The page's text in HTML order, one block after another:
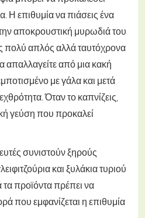
Η επιθυμία να πιάσεις ένα
αποκρουστική μυρωδιά του
πολύ απλός αλλά ταυτόχρονα
απαλλαγείτε από μια κακή
με γάλα και μετά
Όταν το καπνίζεις,
γεύση που προκαλεί
συνιστούν ξηρούς
και ξυλάκια τυριού
προϊόντα πρέπει να
που εμφανίζεται η επιθυμία